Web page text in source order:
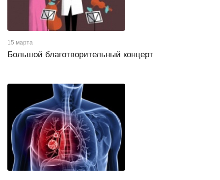
15 марта
Большой благотворительный концерт